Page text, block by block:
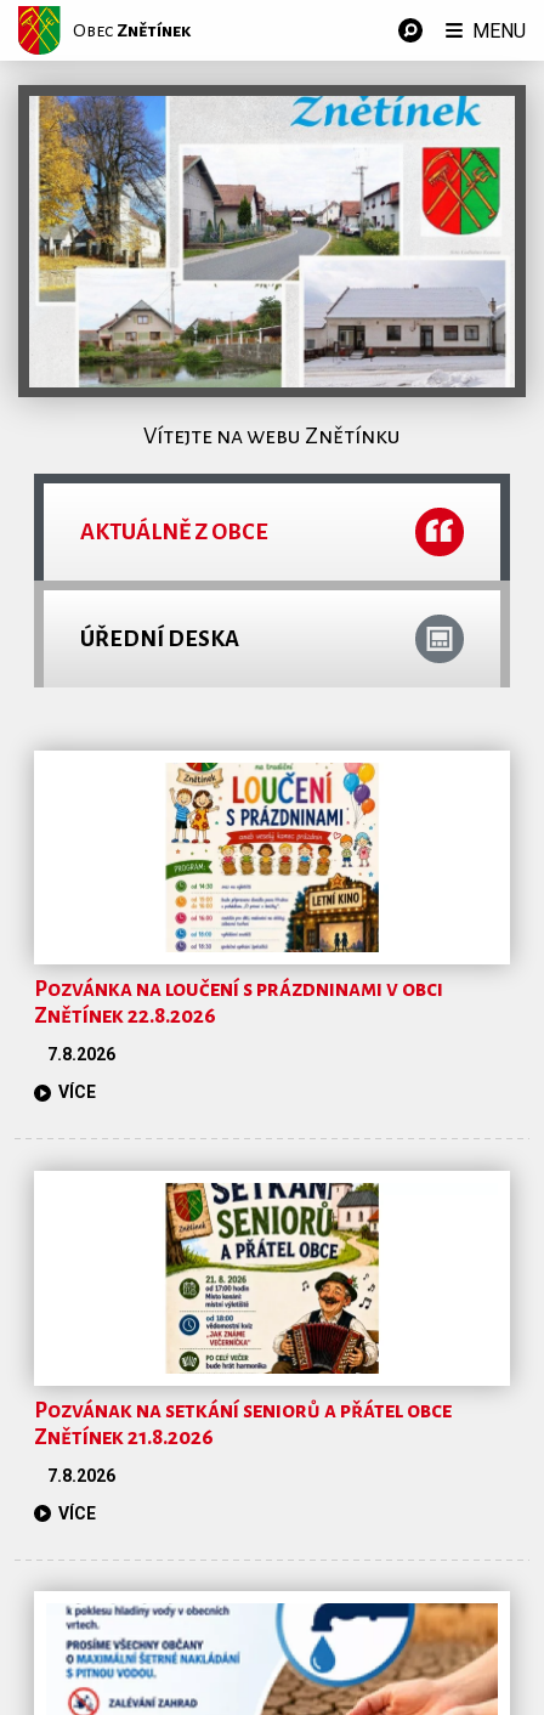
Vítejte na webu Znětínku
AKTUÁLNĚ Z OBCE
ÚŘEDNÍ DESKA
Pozvánka na loučení s prázdninami v obci
Znětínek 22.8.2026
7.8.2026
VÍCE
Pozvának na setkání seniorů a přátel obce
Znětínek 21.8.2026
7.8.2026
VÍCE
Obec Znětínek MENU